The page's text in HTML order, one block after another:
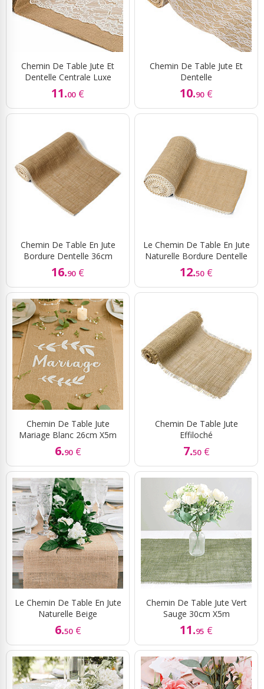
Chemin De Table Jute Et
Dentelle Centrale Luxe
11.00 €
Chemin De Table Jute Et
Dentelle
10.90 €
Chemin De Table En Jute
Bordure Dentelle 36cm
16.90 €
Le Chemin De Table En Jute
Naturelle Bordure Dentelle
12.50 €
Chemin De Table Jute
Mariage Blanc 26cm X5m
6.90 €
Chemin De Table Jute
Effiloché
7.50 €
Le Chemin De Table En Jute
Naturelle Beige
6.50 €
Chemin De Table Jute Vert
Sauge 30cm X5m
11.95 €